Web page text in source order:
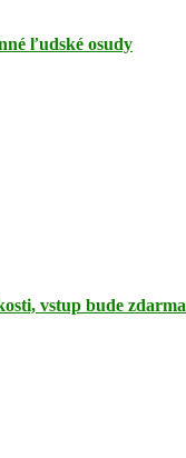
ľudské osudy
vstup bude zdarma